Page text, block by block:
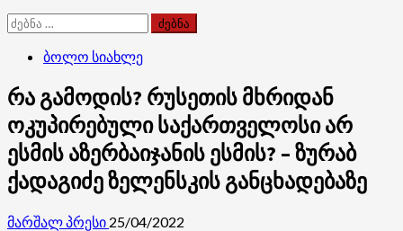
ძებნა:
ბოლო სიახლე
რა გამოდის? რუსეთის მხრიდან
ოკუპირებული საქართველოსი არ
ესმის აზერბაიჯანის ესმის? – ზურაბ
ქადაგიძე ზელენსკის განცხადებაზე
მარშალ პრესი 25/04/2022